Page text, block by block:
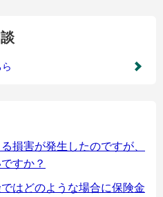
損害が発生したのですが、
すか？
ではどのような場合に保険金